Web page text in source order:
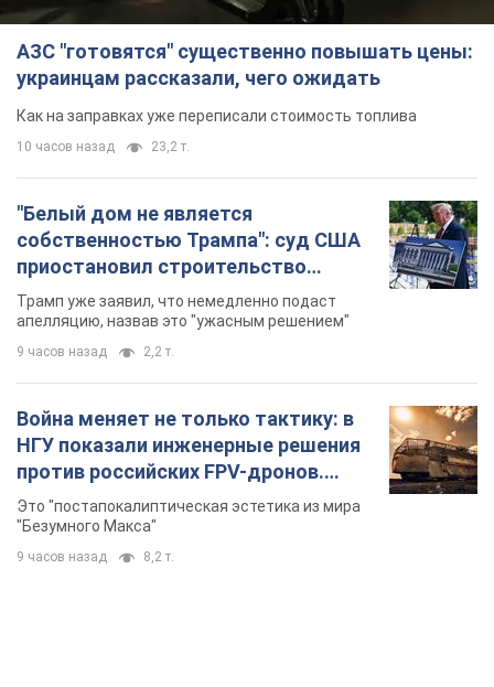
АЗС "готовятся" существенно повышать цены:
украинцам рассказали, чего ожидать
Как на заправках уже переписали стоимость топлива
10 часов назад 23,2 т.
"Белый дом не является
собственностью Трампа": суд США
приостановил строительство
бального зала стоимостью 400 млн
долларов
Трамп уже заявил, что немедленно подаст
апелляцию, назвав это "ужасным решением"
9 часов назад 2,2 т.
Война меняет не только тактику: в
НГУ показали инженерные решения
против российских FPV-дронов.
Фото
Это "постапокалиптическая эстетика из мира
"Безумного Макса"
9 часов назад 8,2 т.